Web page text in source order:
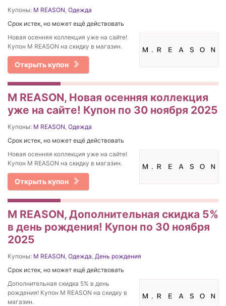
Купоны: M REASON, Одежда
Срок истек, но может ещё действовать
Новая осенняя коллекция уже на сайте!
Купон M REASON на скидку в магазин.
Открыть купон
M REASON, Новая осенняя коллекция
уже на сайте! Купон по 30 ноября 2025
Купоны: M REASON, Одежда
Срок истек, но может ещё действовать
Новая осенняя коллекция уже на сайте!
Купон M REASON на скидку в магазин.
Открыть купон
M REASON, Дополнительная скидка 5%
в день рождения! Купон по 30 ноября
2025
Купоны: M REASON, Одежда, День рождения
Срок истек, но может ещё действовать
Дополнительная скидка 5% в день
рождения! Купон M REASON на скидку в
магазин.